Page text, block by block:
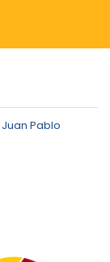
Juan Pablo